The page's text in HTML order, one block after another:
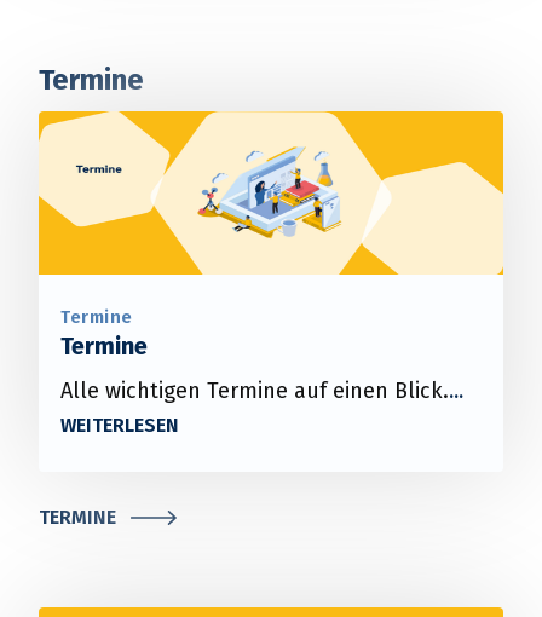
Termine
Termine
Termine
Alle wichtigen Termine auf einen Blick.
TERMINE